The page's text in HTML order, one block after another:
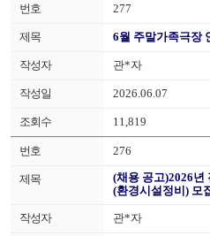
277
6월 주말가족극장
관*자
2026.06.07
11,819
276
(채용 공고)2026년
(환경시설정비) 모
관*자